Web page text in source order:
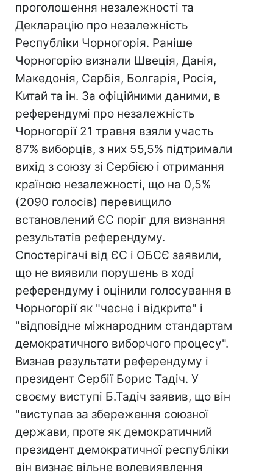
проголошення незалежності та
Декларацію про незалежність
Республіки Чорногорія. Раніше
Чорногорію визнали Швеція, Данія,
Македонія, Сербія, Болгарія, Росія,
Китай та ін. За офіційними даними, в
референдумі про незалежність
Чорногорії 21 травня взяли участь
87% виборців, з них 55,5% підтримали
вихід з союзу зі Сербією і отримання
країною незалежності, що на 0,5%
(2090 голосів) перевищило
встановлений ЄС поріг для визнання
результатів референдуму.
Спостерігачі від ЄС і ОБСЄ заявили,
що не виявили порушень в ході
референдуму і оцінили голосування в
Чорногорії як "чесне і відкрите" і
"відповідне міжнародним стандартам
демократичного виборчого процесу".
Визнав результати референдуму і
президент Сербії Борис Тадіч. У
своєму виступі Б.Тадіч заявив, що він
"виступав за збереження союзної
держави, проте як демократичний
президент демократичної республіки
він визнає вільне волевиявлення